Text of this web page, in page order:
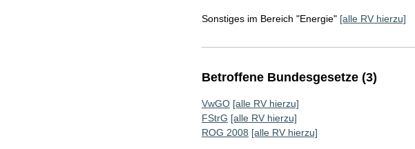
Sonstiges im Bereich "Energie" [alle RV hierzu]
Betroffene Bundesgesetze (3)
VwGO [alle RV hierzu]
FStrG [alle RV hierzu]
ROG 2008 [alle RV hierzu]